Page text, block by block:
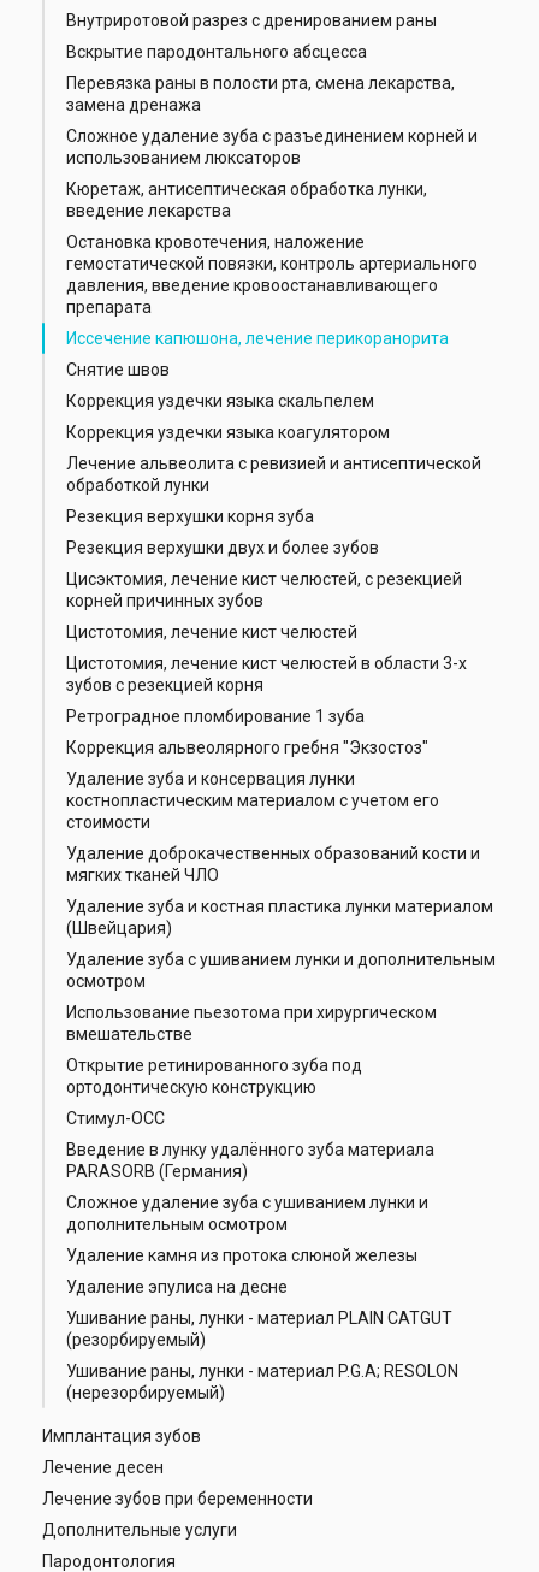
Внутриротовой разрез с дренированием раны
Вскрытие пародонтального абсцесса
Перевязка раны в полости рта, смена лекарства,
замена дренажа
Сложное удаление зуба с разъединением корней и
использованием люксаторов
Кюретаж, антисептическая обработка лунки,
введение лекарства
Остановка кровотечения, наложение
гемостатической повязки, контроль артериального
давления, введение кровоостанавливающего
препарата
Иссечение капюшона, лечение перикоранорита
Снятие швов
Коррекция уздечки языка скальпелем
Коррекция уздечки языка коагулятором
Лечение альвеолита с ревизией и антисептической
обработкой лунки
Резекция верхушки корня зуба
Резекция верхушки двух и более зубов
Цисэктомия, лечение кист челюстей, с резекцией
корней причинных зубов
Цистотомия, лечение кист челюстей
Цистотомия, лечение кист челюстей в области 3-х
зубов с резекцией корня
Ретроградное пломбирование 1 зуба
Коррекция альвеолярного гребня "Экзостоз"
Удаление зуба и консервация лунки
костнопластическим материалом с учетом его
стоимости
Удаление доброкачественных образований кости и
мягких тканей ЧЛО
Удаление зуба и костная пластика лунки материалом
(Швейцария)
Удаление зуба с ушиванием лунки и дополнительным
осмотром
Использование пьезотома при хирургическом
вмешательстве
Открытие ретинированного зуба под
ортодонтическую конструкцию
Стимул-ОСС
Введение в лунку удалённого зуба материала
PARASORB (Германия)
Сложное удаление зуба с ушиванием лунки и
дополнительным осмотром
Удаление камня из протока слюной железы
Удаление эпулиса на десне
Ушивание раны, лунки - материал PLAIN CATGUT
(резорбируемый)
Ушивание раны, лунки - материал P.G.A; RESOLON
(нерезорбируемый)
Имплантация зубов
Лечение десен
Лечение зубов при беременности
Дополнительные услуги
Пародонтология